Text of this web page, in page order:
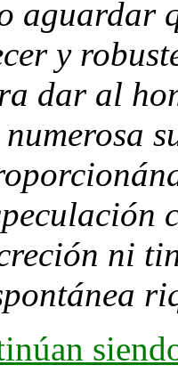
aguardar
y
dar al
ni